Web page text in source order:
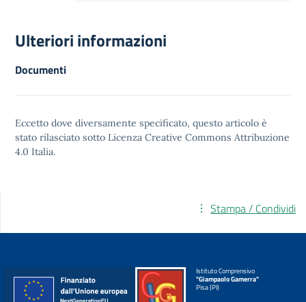
Ulteriori informazioni
Documenti
Eccetto dove diversamente specificato, questo articolo è
stato rilasciato sotto Licenza Creative Commons Attribuzione
4.0 Italia.
Stampa / Condividi
Istituto Comprensivo
"Giampaolo Gamerra"
Pisa (PI)